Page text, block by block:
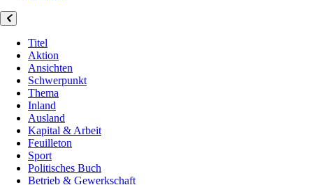
Titel
Aktion
Ansichten
Schwerpunkt
Thema
Inland
Ausland
Kapital & Arbeit
Feuilleton
Sport
Politisches Buch
Betrieb & Gewerkschaft